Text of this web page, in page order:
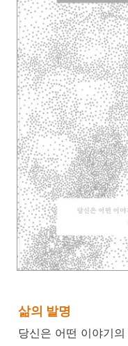
삶의 발명
당신은 어떤 이야기